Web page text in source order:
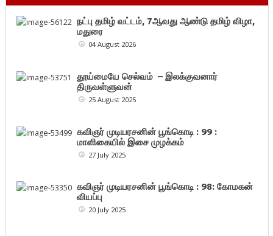
நட்பு தமிழ் வட்டம், 7ஆவது ஆண்டு தமிழ் விழா,
மதுரை
04 August 2026
தூய்மையே செல்வம் – இலக்குவனார்
திருவள்ளுவன்
25 August 2025
கவிஞர் முடியரசனின் பூங்கொடி : 99 :
மாளிகையில் இசை முழக்கம்
27 July 2025
கவிஞர் முடியரசனின் பூங்கொடி : 98: கோமகன்
வியப்பு
20 July 2025